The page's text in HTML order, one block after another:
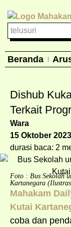
Beranda
Dishub
Terkait
Wara
15 Oktober 2023
durasi baca: 2
Foto : Bus Sekolah
Kartanegara
Mahakam
Kutai
coba dan